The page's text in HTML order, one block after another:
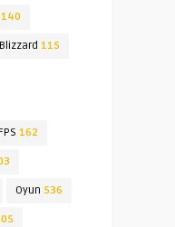
140
Blizzard 115
FPS 162
Oyun 536